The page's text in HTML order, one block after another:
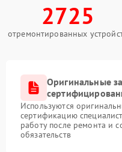
2725
отремонтированных
Оригинальные
Используются
сертификацию
работу после ремонта и
обязательств